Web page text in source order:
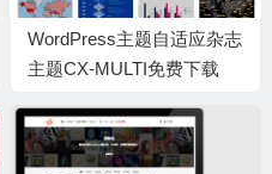
WordPress主题自适应杂志
主题CX-MULTI免费下载